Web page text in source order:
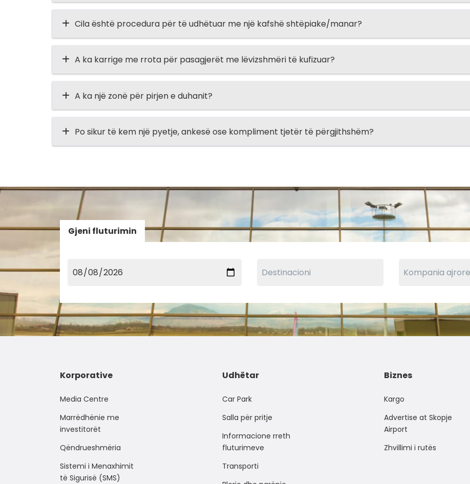
Cila është procedura për të udhëtuar me një kafshë shtëpiake/manar?
A ka karrige me rrota për pasagjerët me lëvizshmëri të kufizuar?
A ka një zonë për pirjen e duhanit?
Po sikur të kem një pyetje, ankesë ose kompliment tjetër të përgjithshëm?
Gjeni fluturimin
Korporative
Media Centre
Marrëdhënie me
investitorët
Qëndrueshmëria
Sistemi i Menaxhimit
të Sigurisë (SMS)
Udhëtar
Car Park
Salla për pritje
Informacione rreth
fluturimeve
Transporti
Biznes
Kargo
Advertise at Skopje
Airport
Zhvillimi i rutës